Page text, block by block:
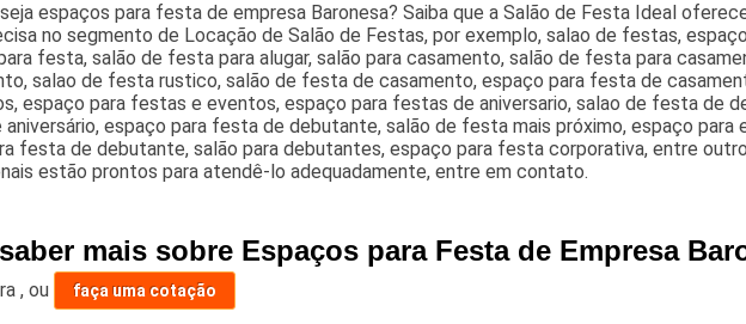
espaços para festa de empresa Baronesa? Saiba que a Salão de Festa Ideal
no segmento de Locação de Salão de Festas, por exemplo, salao de festas,
festa, salão de festa para alugar, salão para casamento, salão de festa para
salao de festa rustico, salão de festa de casamento, espaço para festa de
espaço para festas e eventos, espaço para festas de aniversario, salao de festa de
espaço para festa de debutante, salão de festa mais próximo, espaço para
festa de debutante, salão para debutantes, espaço para festa corporativa, entre
estão prontos para atendê-lo adequadamente, entre em contato.
mais sobre Espaços para Festa de Empresa
,ou faça uma cotação